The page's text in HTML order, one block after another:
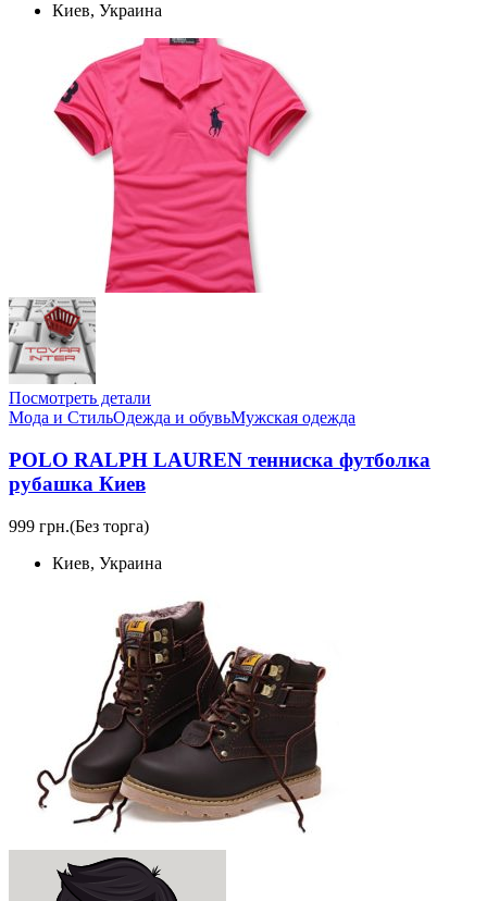
Киев, Украина
Посмотреть детали
Мода и СтильОдежда и обувьМужская одежда
POLO RALPH LAUREN тенниска футболка
рубашка Киев
999 грн.(Без торга)
Киев, Украина